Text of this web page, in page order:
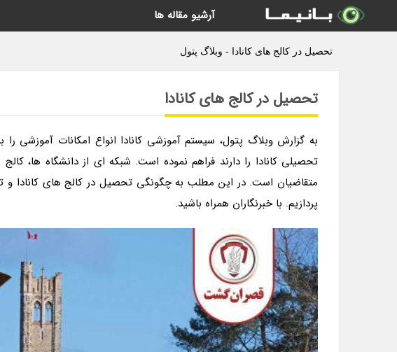
تحصیل در کالج های کانادا - وبلاگ پتول
تحصیل در کالج های کانادا
به گزارش وبلاگ پتول، سیستم آموزشی کانادا انواع امکانات آموزشی
تحصیلی کانادا را دارند فراهم نموده است. شبکه ای از دانشگاه ها،
متقاضیان است. در این مطلب به چگونگی تحصیل در کالج های کانادا و
پردازیم. با خبرنگاران همراه باشید.
آرشیو مقاله ها